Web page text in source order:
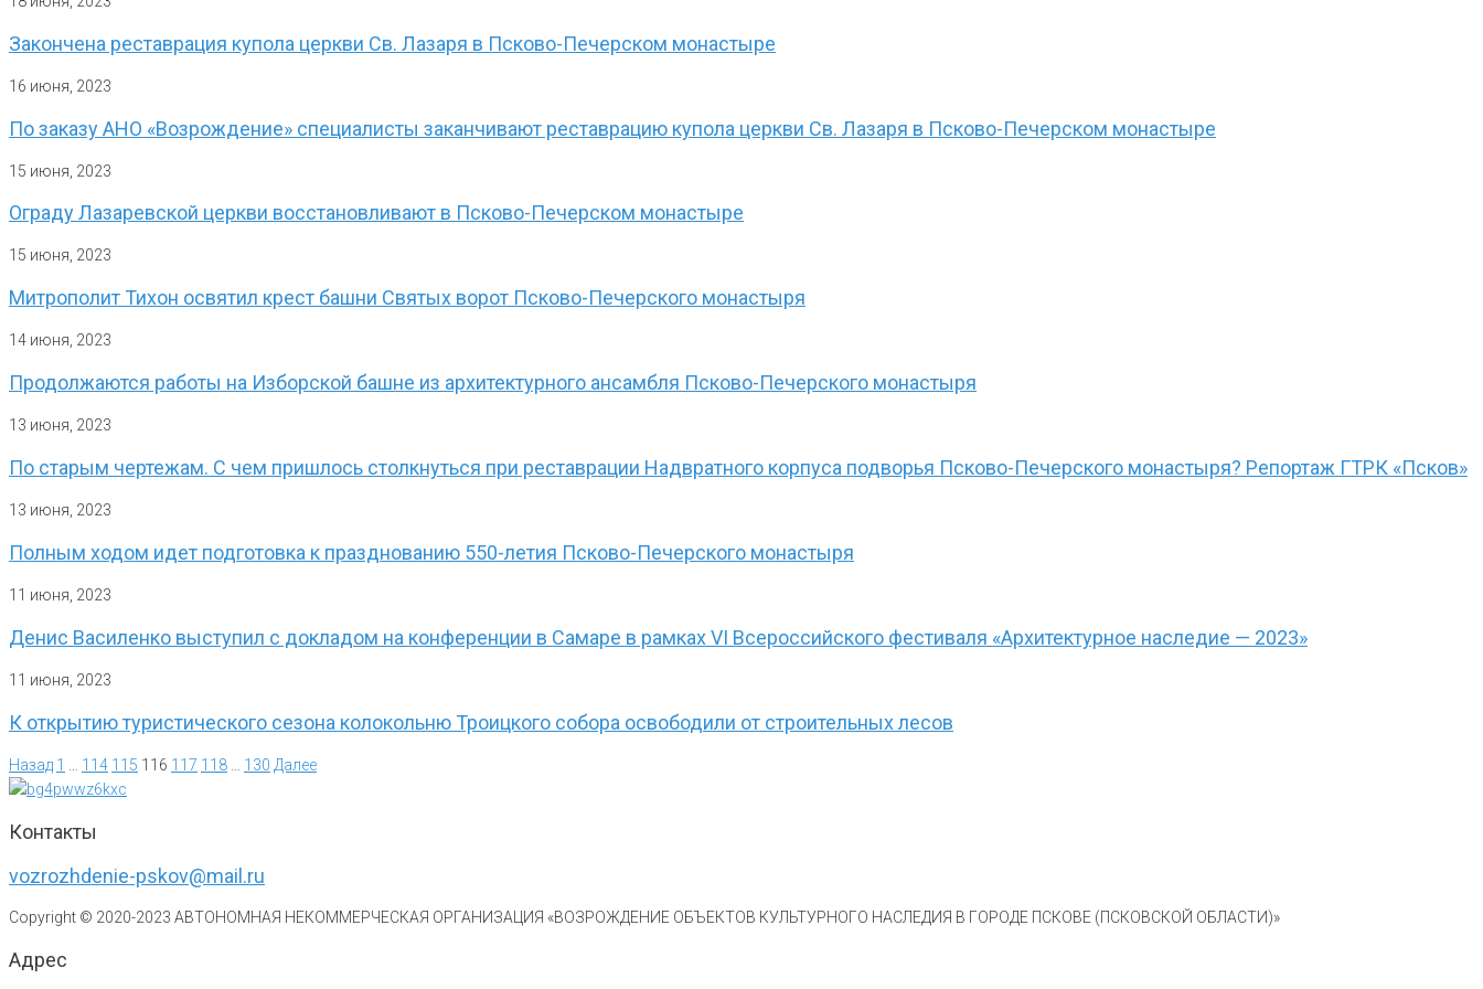
Закончена реставрация купола церкви Св. Лазаря в Псково-Печерском монастыре
16 июня, 2023
По заказу АНО «Возрождение» специалисты заканчивают реставрацию купола церкви Св. Лазаря в Псково-Печерском монастыре
15 июня, 2023
Ограду Лазаревской церкви восстановливают в Псково-Печерском монастыре
15 июня, 2023
Митрополит Тихон освятил крест башни Святых ворот Псково-Печерского монастыря
14 июня, 2023
Продолжаются работы на Изборской башне из архитектурного ансамбля Псково-Печерского монастыря
13 июня, 2023
По старым чертежам. С чем пришлось столкнуться при реставрации Надвратного корпуса подворья Псково-Печерского монастыря? Репортаж ГТРК «Псков»
13 июня, 2023
Полным ходом идет подготовка к празднованию 550-летия Псково-Печерского монастыря
11 июня, 2023
Денис Василенко выступил с докладом на конференции в Самаре в рамках VI Всероссийского фестиваля «Архитектурное наследие — 2023»
11 июня, 2023
К открытию туристического сезона колокольню Троицкого собора освободили от строительных лесов
Назад 1 114 115 116 117 118 130 Далее
Контакты
vozrozhdenie-pskov@mail.ru
Copyright © 2020-2023 АВТОНОМНАЯ НЕКОММЕРЧЕСКАЯ ОРГАНИЗАЦИЯ «ВОЗРОЖДЕНИЕ ОБЪЕКТОВ КУЛЬТУРНОГО НАСЛЕДИЯ В ГОРОДЕ ПСКОВЕ (ПСКОВСКОЙ ОБЛАСТИ)»
Адрес